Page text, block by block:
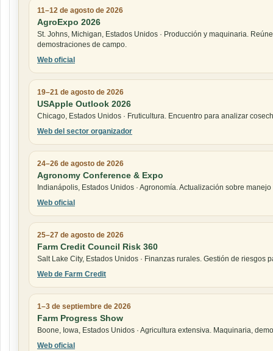
11–12 de agosto de 2026
AgroExpo 2026
St. Johns, Michigan, Estados Unidos · Producción y maquinaria.
demostraciones de campo.
Web oficial
19–21 de agosto de 2026
USApple Outlook 2026
Chicago, Estados Unidos · Fruticultura. Encuentro para analizar
Web del sector organizador
24–26 de agosto de 2026
Agronomy Conference & Expo
Indianápolis, Estados Unidos · Agronomía. Actualización sobre
Web oficial
25–27 de agosto de 2026
Farm Credit Council Risk 360
Salt Lake City, Estados Unidos · Finanzas rurales. Gestión de riesgos
Web de Farm Credit
1–3 de septiembre de 2026
Farm Progress Show
Boone, Iowa, Estados Unidos · Agricultura extensiva. Maquinaria,
Web oficial